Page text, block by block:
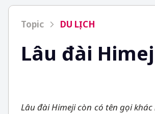
Topic DU LỊCH
Lâu đài
Lâu đài Himeji còn có tên gọi